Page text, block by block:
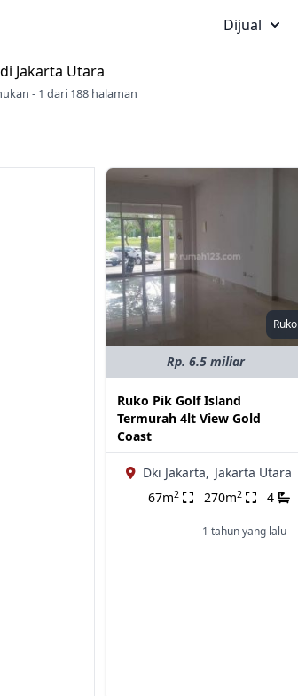
Dijual
Jakarta Utara
- 1 dari 188 halaman
Ruko
Rp. 6.5 miliar
Ruko Pik Golf Island
Termurah 4lt View Gold
Coast
Dki Jakarta, Jakarta Utara
67m2 270m2 4
1 tahun yang lalu